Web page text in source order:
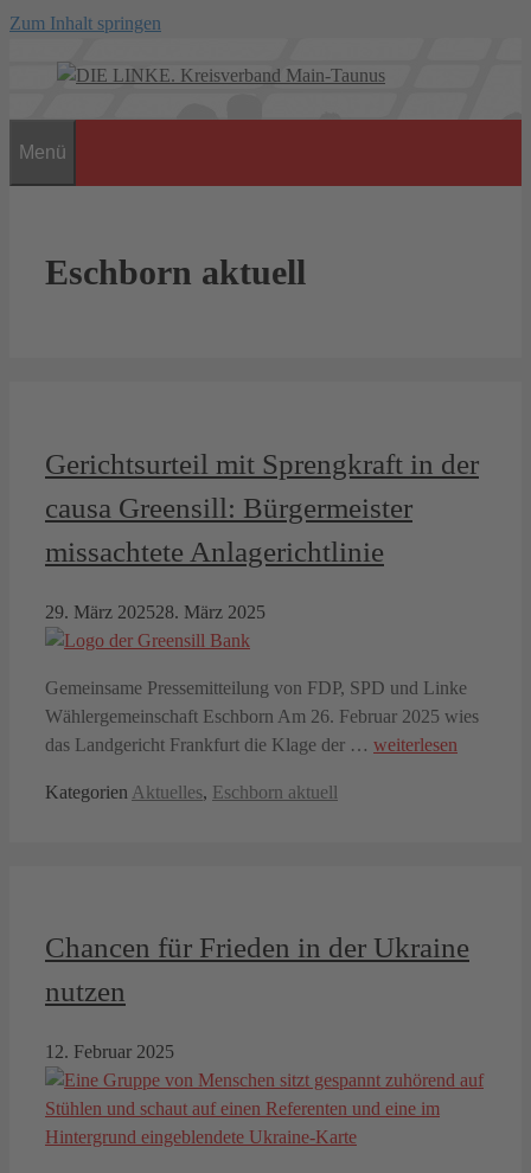
Zum Inhalt springen
Menü
Eschborn aktuell
Gerichtsurteil mit Sprengkraft in der
causa Greensill: Bürgermeister
missachtete Anlagerichtlinie
29. März 202528. März 2025
Gemeinsame Pressemitteilung von FDP, SPD und Linke
Wählergemeinschaft Eschborn Am 26. Februar 2025 wies
das Landgericht Frankfurt die Klage der … weiterlesen
Kategorien Aktuelles, Eschborn aktuell
Chancen für Frieden in der Ukraine
nutzen
12. Februar 2025